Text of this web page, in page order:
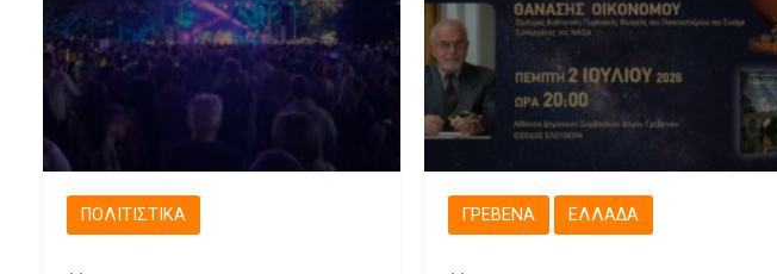
ΠΟΛΙΤΙΣΤΙΚΆ ΓΡΕΒΕΝΆ ΕΛΛΆΔΑ